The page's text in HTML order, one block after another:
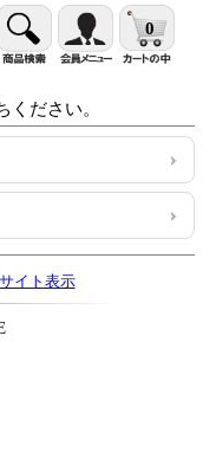
0
ださい。
イト表示